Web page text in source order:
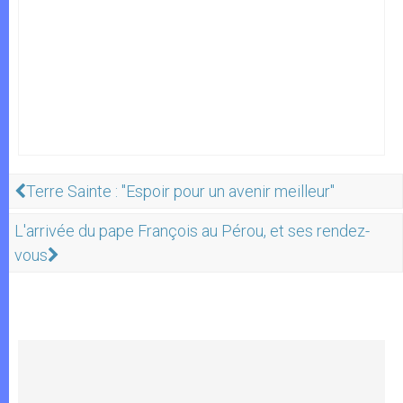
Terre Sainte : "Espoir pour un avenir meilleur"
L'arrivée du pape François au Pérou, et ses rendez-
vous